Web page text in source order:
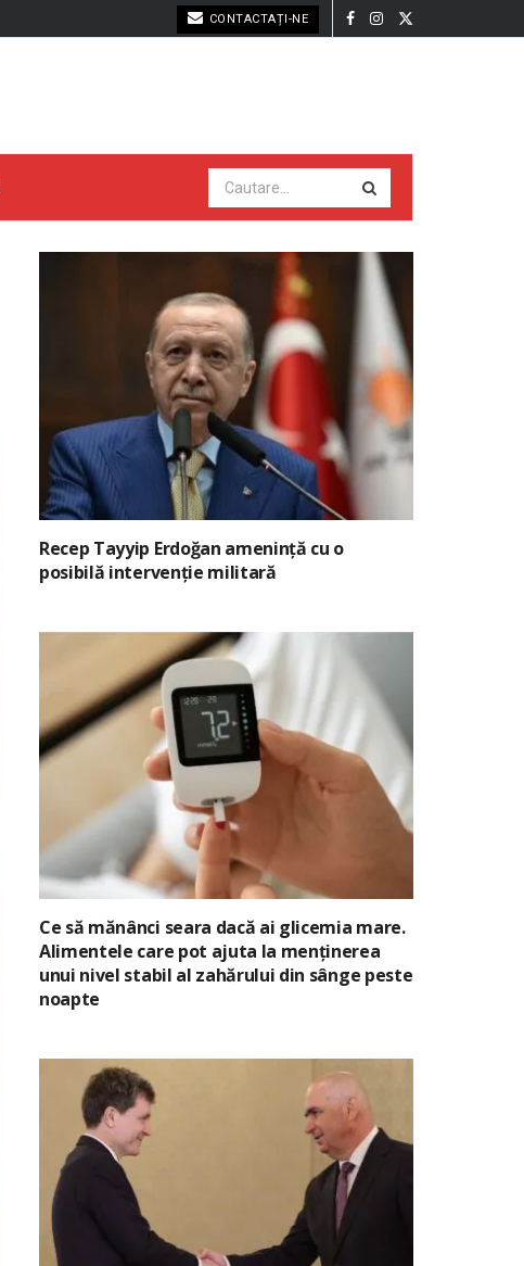
CONTACTAȚI-NE
Recep Tayyip Erdoğan amenință cu o
posibilă intervenție militară
Ce să mănânci seara dacă ai glicemia mare.
Alimentele care pot ajuta la menținerea
unui nivel stabil al zahărului din sânge peste
noapte